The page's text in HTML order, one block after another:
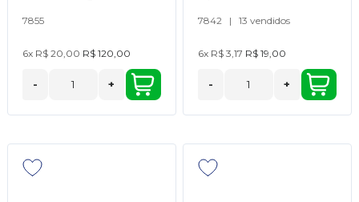
7855
6x R$ 20,00 R$ 120,00
- +
7842 | 13 vendidos
6x R$ 3,17 R$ 19,00
- +